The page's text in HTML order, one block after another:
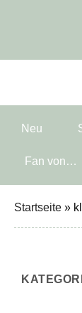
Neu
Fan von…
Startseite »